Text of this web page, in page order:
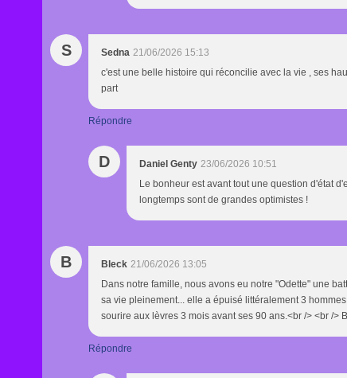
S Sedna 21/06/2026 15:13
c'est une belle histoire qui réconcilie avec la vie , ses
part
Répondre
D Daniel Genty 23/06/2026 10:51
Le bonheur est avant tout une question d'état
longtemps sont de grandes optimistes !
B Bleck 21/06/2026 13:05
Dans notre famille, nous avons eu notre "Odette" une
sa vie pleinement... elle a épuisé littéralement 3
sourire aux lèvres 3 mois avant ses 90 ans.<br /> <br />
Répondre